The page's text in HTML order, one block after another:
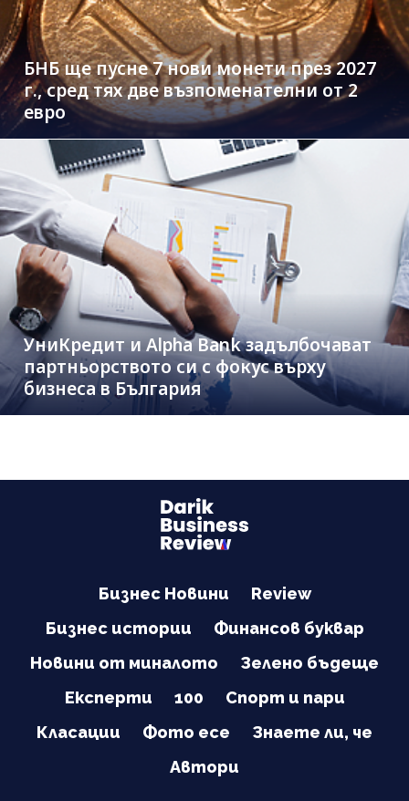
БНБ ще пусне 7 нови монети през 2027
г., сред тях две възпоменателни от 2
евро
УниКредит и Alpha Bank задълбочават
партньорството си с фокус върху
бизнеса в България
Бизнес Новини
Review
Бизнес истории
Финансов буквар
Новини от миналото
Зелено бъдеще
Експерти
100
Спорт и пари
Класации
Фото есе
Знаете ли, че
Автори